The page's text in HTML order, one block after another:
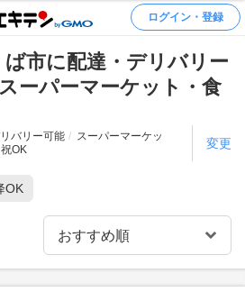
ログイン・登録
ば市に配達・デリバリー
ーパーマーケット・食
バリー可能
スーパーマーケッ
祝OK 変更
OK